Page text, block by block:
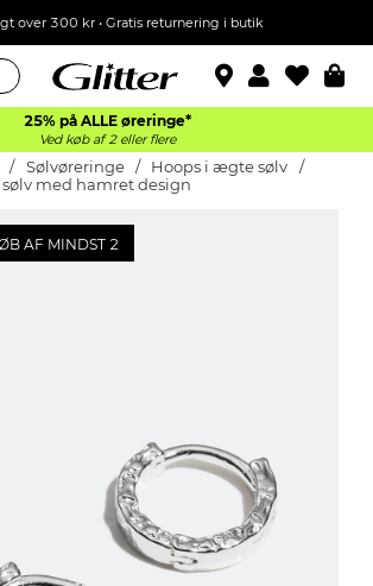
over 300 kr • Gratis returnering i butik
25% på ALLE øreringe*
Ved køb af 2 eller flere
Sølvøreringe
Hoops i ægte sølv
med hamret design
AF MINDST 2